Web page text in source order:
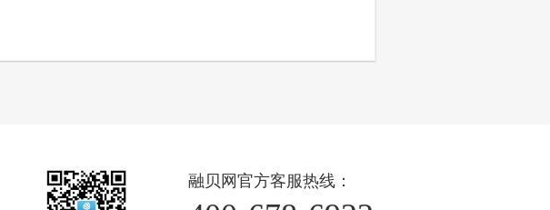
融贝网官方客服热线：